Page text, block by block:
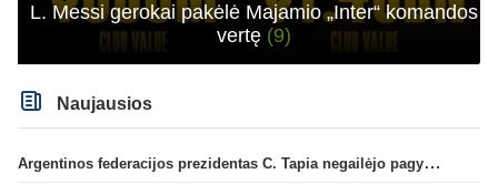
L. Messi gerokai pakėlė Majamio „Inter“ komandos
vertę (9)
Naujausios
Argentinos federacijos prezidentas C. Tapia negailėjo pagyrų G. Infantino